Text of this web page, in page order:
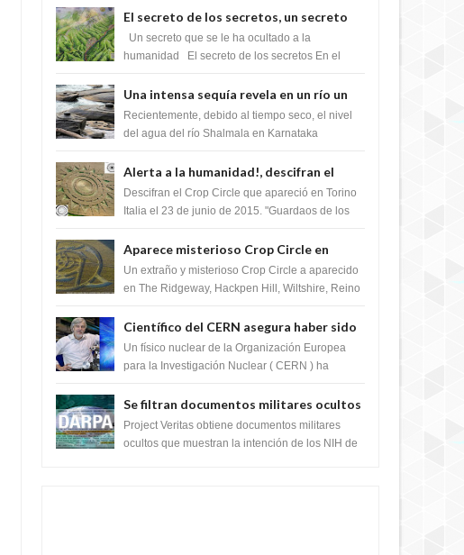
Si...
El secreto de los secretos, un secreto
que cambiaría por completo el destino
de la humanidad
Un secreto que se le ha ocultado a la
humanidad El secreto de los secretos En el
m...
Una intensa sequía revela en un río un
impresionante hallazgo de miles de
Shiva Lingas
Recientemente, debido al tiempo seco, el nivel
del agua del río Shalmala en Karnataka
Shiv...
Alerta a la humanidad!, descifran el
mensaje del Crop Circle de Torino ,Italia
Descifran el Crop Circle que apareció en Torino
Italia el 23 de junio de 2015. "Guardaos de los
Aparece misterioso Crop Circle en
Reino Unido 23 de junio 2016
Un extraño y misterioso Crop Circle a aparecido
en The Ridgeway, Hackpen Hill, Wiltshire, Reino
Científico del CERN asegura haber sido
ayudado por seres de luz durante una
prueba del Colisionador de Hadrones
Un físico nuclear de la Organización Europea
para la Investigación Nuclear ( CERN ) ha
corazó...
Se filtran documentos militares ocultos
que muestran la intención de los NIH de
crear el SARS-CoV-2, utilizando la
Project Veritas obtiene documentos militares
ocultos que muestran la intención de los NIH de